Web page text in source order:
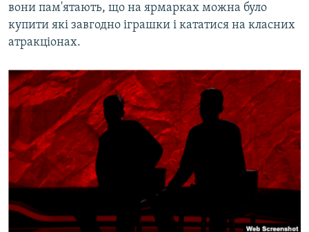
вони пам'ятають, що на ярмарках можна було
купити які завгодно іграшки і кататися на класних
атракціонах.